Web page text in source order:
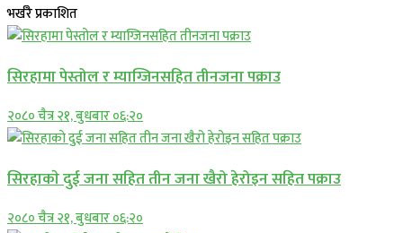
भर्खरै प्रकाशित
सिरहामा पेस्तोल र म्याग्जिनसहित तीनजना पक्राउ
२०८० चैत्र २१, बुधबार ०६:२०
सिरहाकाे दुई जना सहित तीन जना खैरो हेरोइन सहित पक्राउ
२०८० चैत्र २१, बुधबार ०६:२०